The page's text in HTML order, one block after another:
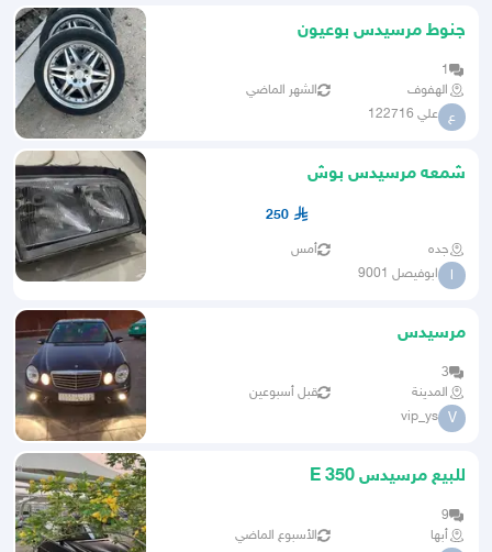
جنوط مرسيدس بوعيون
1
الهفوف
الشهر الماضي
ع علي 122716
شمعه مرسيدس بوش
250
جده أمس
ا ابوفيصل 9001
مرسيدس
3
المدينة
قبل أسبوعين
V
vip_ys
للبيع مرسيدس E 350
9
أبها
الأسبوع الماضي